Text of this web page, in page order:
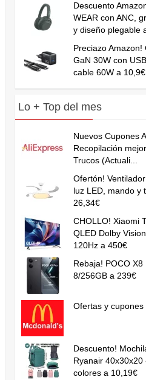
Descuento
WEAR con ANC,
y diseño plegable
Preciazo Amazon!
GaN 30W con
cable 60W a 10,9€
Lo + Top del mes
Nuevos Cupones
Recopilación
Trucos (Actuali...
Ofertón!
luz LED, mando y
26,34€
CHOLLO! Xiaomi
QLED Dolby
120Hz a 450€
Rebaja! POCO X8
8/256GB a 239€
Ofertas y cupones
Descuento!
Ryanair 40x30x20
colores a 10,19€